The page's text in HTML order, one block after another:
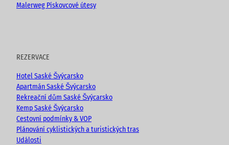
Malerweg Pískovcové útesy
REZERVACE
Hotel Saské Švýcarsko
Apartmán Saské Švýcarsko
Rekreační dům Saské Švýcarsko
Kemp Saské Švýcarsko
Cestovní podmínky & VOP
Plánování cyklistických a turistických tras
Události